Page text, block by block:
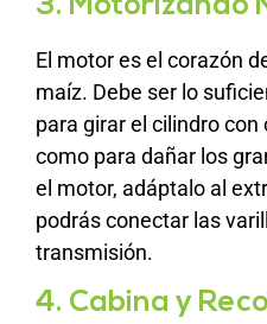
3. Motorizando
El motor es el corazón
maíz. Debe ser lo
para girar el cilindro
como para dañar los
el motor, adáptalo al
podrás conectar las
transmisión.
4. Cabina y